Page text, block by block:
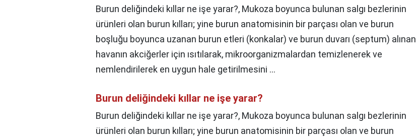
Burun deliğindeki kıllar ne işe yarar?, Mukoza boyunca bulunan salgı bezlerinin
ürünleri olan burun kılları; yine burun anatomisinin bir parçası olan ve burun
boşluğu boyunca uzanan burun etleri (konkalar) ve burun duvarı (septum) alınan
havanın akciğerler için ısıtılarak, mikroorganizmalardan temizlenerek ve
nemlendirilerek en uygun hale getirilmesini ...
Burun deliğindeki kıllar ne işe yarar?
Burun deliğindeki kıllar ne işe yarar?, Mukoza boyunca bulunan salgı bezlerinin
ürünleri olan burun kılları; yine burun anatomisinin bir parçası olan ve burun